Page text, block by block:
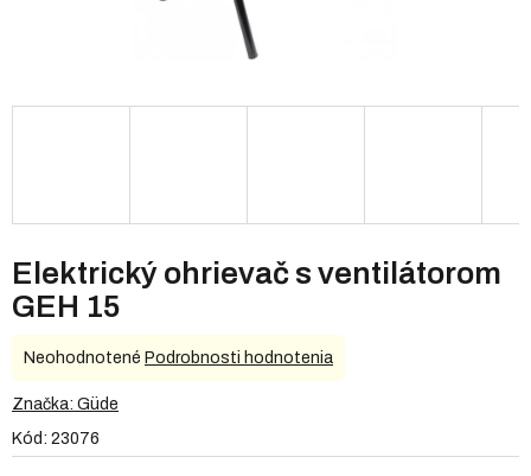
Elektrický ohrievač s ventilátorom
GEH 15
Kód: 23076
Priemerné
produktu
0,0
Neohodnotené Podrobnosti hodnotenia
Značka: Güde